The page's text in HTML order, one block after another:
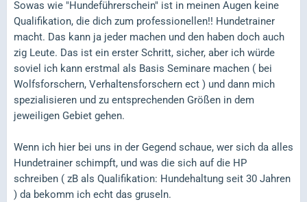
Sowas wie "Hundeführerschein" ist in meinen Augen keine
Qualifikation, die dich zum professionellen!! Hundetrainer
macht. Das kann ja jeder machen und den haben doch auch
zig Leute. Das ist ein erster Schritt, sicher, aber ich würde
soviel ich kann erstmal als Basis Seminare machen ( bei
Wolfsforschern, Verhaltensforschern ect ) und dann mich
spezialisieren und zu entsprechenden Größen in dem
jeweiligen Gebiet gehen.
Wenn ich hier bei uns in der Gegend schaue, wer sich da alles
Hundetrainer schimpft, und was die sich auf die HP
schreiben ( zB als Qualifikation: Hundehaltung seit 30 Jahren
) da bekomm ich echt das gruseln.